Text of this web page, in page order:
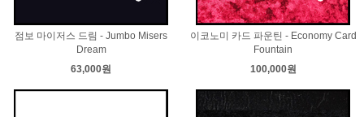
점보 마이저스 드림 - Jumbo Misers
Dream
63,000원
이코노미 카드 파운틴 - Economy Card
Fountain
100,000원